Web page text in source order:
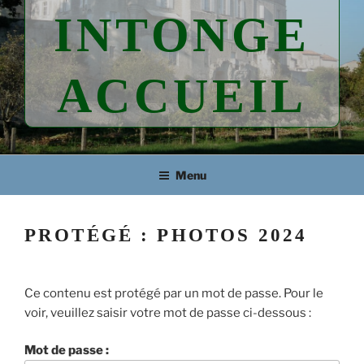
INTONGE
ACCUEIL
Menu
PROTÉGÉ : PHOTOS 2024
Ce contenu est protégé par un mot de passe. Pour le
voir, veuillez saisir votre mot de passe ci-dessous :
Mot de passe :